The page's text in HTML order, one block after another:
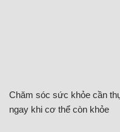
Chăm sóc sức khỏe cần
ngay khi cơ thể còn khỏe